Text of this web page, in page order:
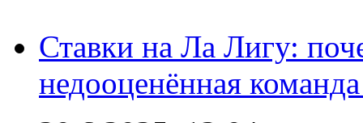
Ставки на Ла Лигу:
недооценённая